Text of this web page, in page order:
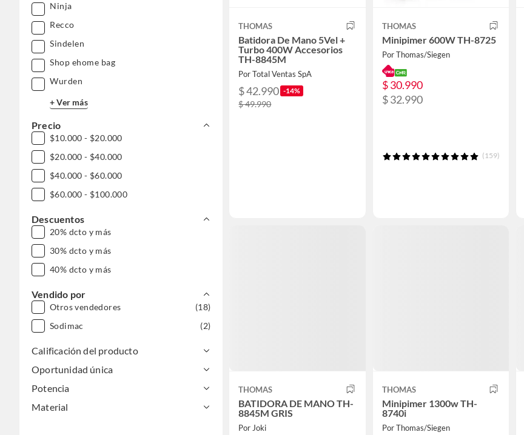
Ninja
Recco
Sindelen
Shop ehome bag
Wurden
+ Ver más
Precio
$10.000 - $20.000
$20.000 - $40.000
$40.000 - $60.000
$60.000 - $100.000
Descuentos
20% dcto y más
30% dcto y más
40% dcto y más
Vendido por
Otros vendedores
(18)
Sodimac
(2)
Calificación del producto
Oportunidad única
Potencia
Material
THOMAS
Batidora De Mano 5Vel +
Turbo 400W Accesorios
TH-8845M
Por Total Ventas SpA
$ 42.990 -14%
$ 49.990
THOMAS
Minipimer 600W TH-8725
Por Thomas/Siegen
$ 30.990
$ 32.990
(159)
THOMAS
BATIDORA DE MANO TH-
8845M GRIS
Por Joki
THOMAS
Minipimer 1300w TH-
8740i
Por Thomas/Siegen